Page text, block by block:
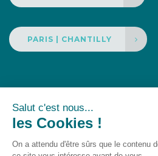
PARIS | CHANTILLY
Un